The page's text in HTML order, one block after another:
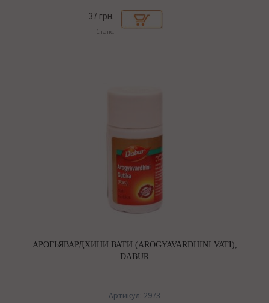
37 грн.
1 капс.
АРОГЬЯВАРДХИНИ ВАТИ (AROGYAVARDHINI VATI),
DABUR
Артикул: 2973